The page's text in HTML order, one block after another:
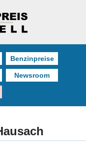
Benzinpreise
Newsroom